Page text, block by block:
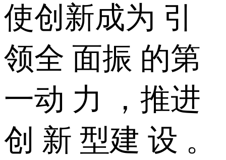
使创新成为 引
领全 面振 的第
一动 力 ，推进
创 新 型建 设 。